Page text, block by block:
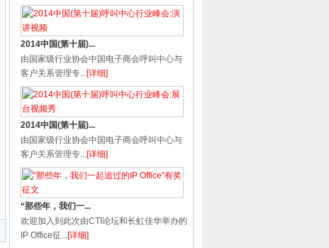
2014中国(第十届)...
由国家级行业协会中国电子商会呼叫中心与
客户关系管理专...[详细]
2014中国(第十届)...
由国家级行业协会中国电子商会呼叫中心与
客户关系管理专...[详细]
“那些年，我们一...
欢迎加入到此次由CTI论坛和长虹佳华举办的
IP Office征...[详细]